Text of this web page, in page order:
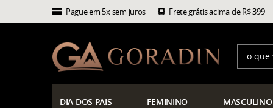
Pague em 5x sem juros Frete grátis acima de R$ 399
DIA DOS PAIS FEMININO MASCULINO